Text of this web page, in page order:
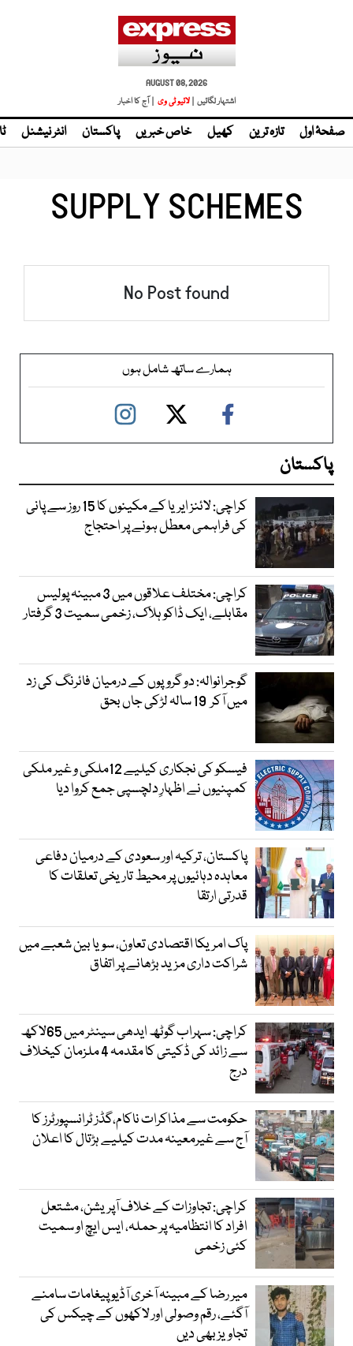
AUGUST 08, 2026
اشتہار لگائیں | لائیو ٹی وی | آج کا اخبار
صفحۂ اول تازہ ترین کھیل خاص خبریں پاکستان انٹر نیشنل
SUPPLY SCHEMES
No Post found
ہمارے ساتھ شامل ہوں
پاکستان
کراچی: لائنز ایریا کے مکینوں کا 15 روز سے پانی
کی فراہمی معطل ہونے پر احتجاج
کراچی: مختلف علاقوں میں 3 مبینہ پولیس
مقابلے، ایک ڈاکو ہلاک، زخمی سمیت 3 گرفتار
گوجرانوالہ: دو گروپوں کے درمیان فائرنگ کی زد
میں آکر 19 سالہ لڑکی جاں بحق
فیسکو کی نجکاری کیلیے 12ملکی و غیر ملکی
کمپنیوں نے اظہارِ دلچسپی جمع کروا دیا
پاکستان، ترکیہ اور سعودی کے درمیان دفاعی
معاہدہ دہائیوں پر محیط تاریخی تعلقات کا
قدرتی ارتقا
پاک امریکا اقتصادی تعاون، سویا بین شعبے میں
شراکت داری مزید بڑھانے پر اتفاق
کراچی: سہراب گوٹھ ایدھی سینٹر میں 65لاکھ
سے زائد کی ڈکیتی کا مقدمہ 4 ملزمان کیخلاف
درج
حکومت سے مذاکرات ناکام،گڈز ٹرانسپورٹرز کا
آج سے غیرمعینہ مدت کیلیے ہڑتال کا اعلان
کراچی: تجاوزات کے خلاف آپریشن، مشتعل
افراد کا انتظامیہ پر حملہ، ایس ایچ او سمیت
کئی زخمی
میر رضا کے مبینہ آخری آڈیو پیغامات سامنے
آگئے، رقم وصولی اور لاکھوں کے چیکس کی
تجاویز بھی دیں